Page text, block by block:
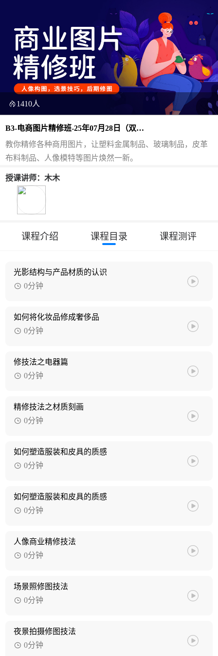
1410人
B3-电商图片精修班-25年07月28日（双
师）
教你精修各种商用图片，让塑料金属制品、玻璃制品，皮革
布料制品、人像模特等图片焕然一新。
授课讲师：木木
课程介绍 课程目录 课程测评
光影结构与产品材质的认识
0分钟
如何将化妆品修成奢侈品
0分钟
修技法之电器篇
0分钟
精修技法之材质刻画
0分钟
如何塑造服装和皮具的质感
0分钟
如何塑造服装和皮具的质感
0分钟
人像商业精修技法
0分钟
场景照修图技法
0分钟
夜景拍摄修图技法
0分钟